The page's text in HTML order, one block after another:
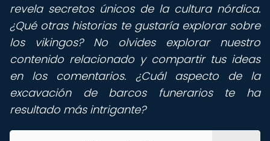
revela secretos únicos de la cultura nórdica.
¿Qué otras historias te gustaría explorar sobre
los vikingos? No olvides explorar nuestro
contenido relacionado y compartir tus ideas
en los comentarios. ¿Cuál aspecto de la
excavación de barcos funerarios te ha
resultado más intrigante?